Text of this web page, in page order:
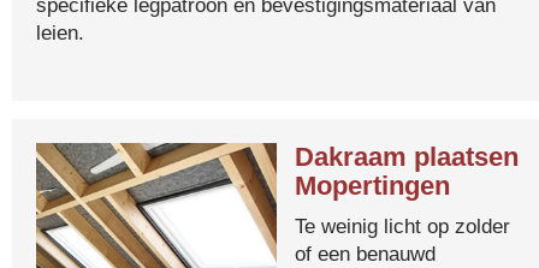
specifieke legpatroon en bevestigingsmateriaal van
leien.
Dakraam plaatsen
Mopertingen
Te weinig licht op zolder
of een benauwd